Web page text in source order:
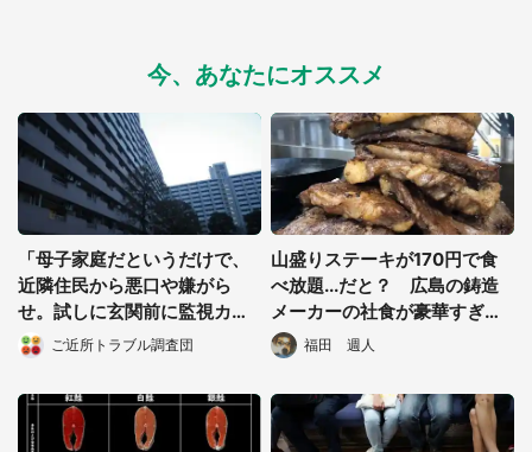
今、あなたにオススメ
「母子家庭だというだけで、
近隣住民から悪口や嫌がら
せ。試しに玄関前に監視カメ
ラを付けると...」（静岡県・5
0代女性）
ご近所トラブル調査団
山盛りステーキが170円で食
べ放題...だと？ 広島の鋳造
メーカーの社食が豪華すぎる
から転職したい
福田 週人